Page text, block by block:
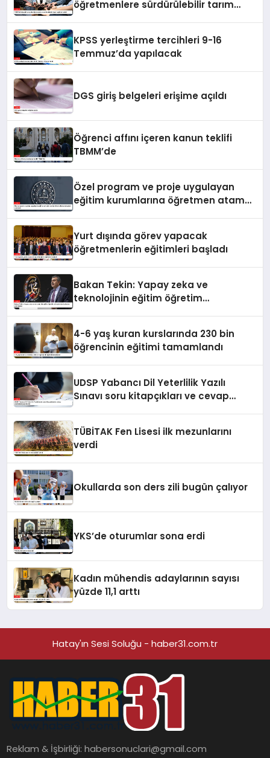
öğretmenlere sürdürülebilir tarım
KPSS yerleştirme tercihleri 9-16
Temmuz’da yapılacak
DGS giriş belgeleri erişime açıldı
Öğrenci affını içeren kanun teklifi
TBMM’de
Özel program ve proje uygulayan
eğitim kurumlarına öğretmen atama
Yurt dışında görev yapacak
öğretmenlerin eğitimleri başladı
Bakan Tekin: Yapay zeka ve
teknolojinin eğitim öğretim
4-6 yaş kuran kurslarında 230 bin
öğrencinin eğitimi tamamlandı
UDSP Yabancı Dil Yeterlilik Yazılı
Sınavı soru kitapçıkları ve cevap
TÜBİTAK Fen Lisesi ilk mezunlarını
verdi
Okullarda son ders zili bugün çalıyor
YKS’de oturumlar sona erdi
Kadın mühendis adaylarının sayısı
yüzde 11,1 arttı
Hatay'ın Sesi Soluğu - haber31.com.tr
Reklam & İşbirliği:habersonuclari@gmail.com